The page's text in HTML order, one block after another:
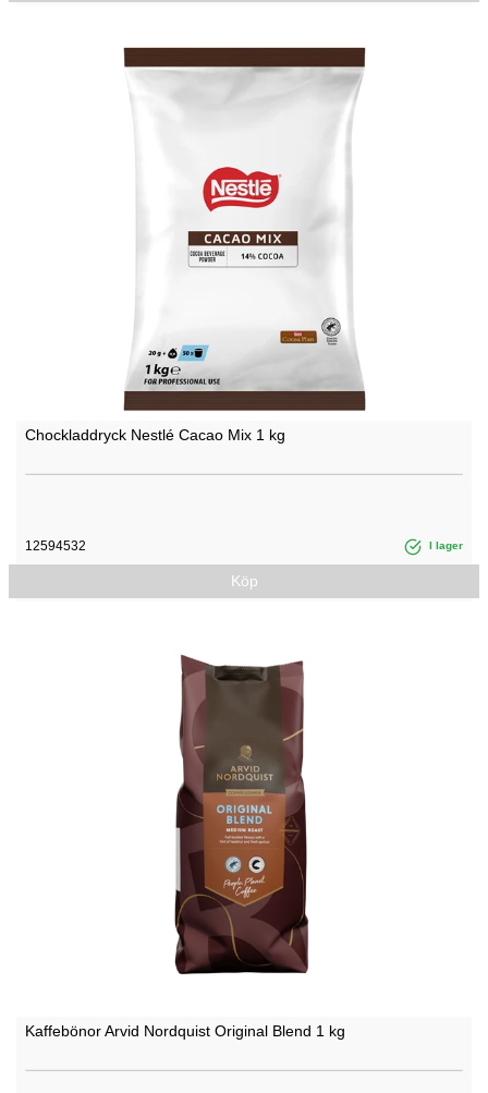
Chockladdryck Nestlé Cacao Mix 1 kg
12594532 I lager
Köp
Kaffebönor Arvid Nordquist Original Blend 1 kg